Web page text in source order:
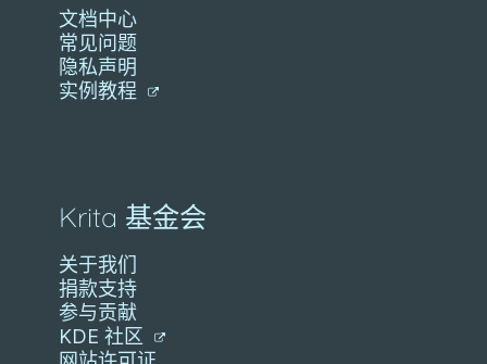
文档中心
常见问题
隐私声明
实例教程
Krita 基金会
关于我们
捐款支持
参与贡献
KDE 社区